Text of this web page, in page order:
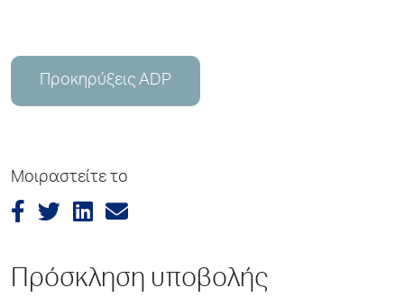
Προκηρύξεις ADP
Μοιραστείτε το
Πρόσκληση υποβολής